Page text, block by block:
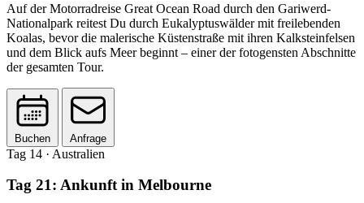
Auf der Motorradreise Great Ocean Road durch den Gariwerd-
Nationalpark reitest Du durch Eukalyptuswälder mit freilebenden
Koalas, bevor die malerische Küstenstraße mit ihren Kalksteinfelsen
und dem Blick aufs Meer beginnt – einer der fotogensten Abschnitte
der gesamten Tour.
Buchen Anfrage
Tag 14 · Australien
Tag 21: Ankunft in Melbourne